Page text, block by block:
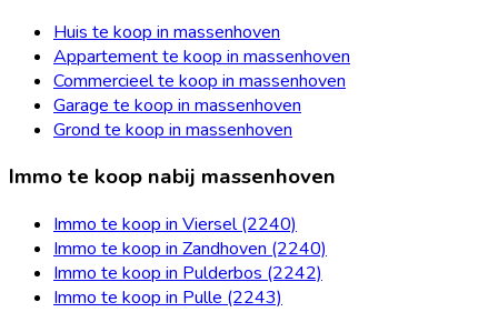
Huis te koop in massenhoven
Appartement te koop in massenhoven
Commercieel te koop in massenhoven
Garage te koop in massenhoven
Grond te koop in massenhoven
Immo te koop nabij massenhoven
Immo te koop in Viersel (2240)
Immo te koop in Zandhoven (2240)
Immo te koop in Pulderbos (2242)
Immo te koop in Pulle (2243)